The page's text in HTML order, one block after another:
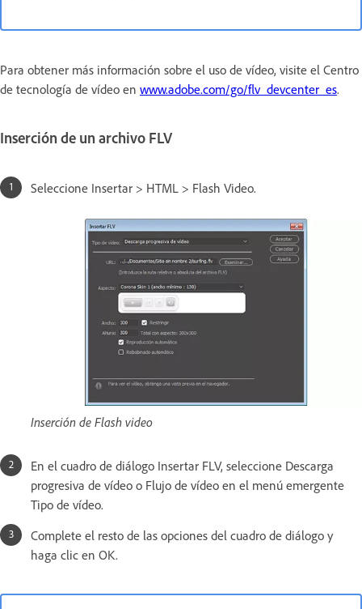
Para obtener más información sobre el uso de vídeo, visite el Centro
de tecnología de vídeo en www.adobe.com/go/flv_devcenter_es.
Inserción de un archivo FLV
Seleccione Insertar > HTML > Flash Video.
Inserción de Flash video
En el cuadro de diálogo Insertar FLV, seleccione Descarga
progresiva de vídeo o Flujo de vídeo en el menú emergente
Tipo de vídeo.
Complete el resto de las opciones del cuadro de diálogo y
haga clic en OK.